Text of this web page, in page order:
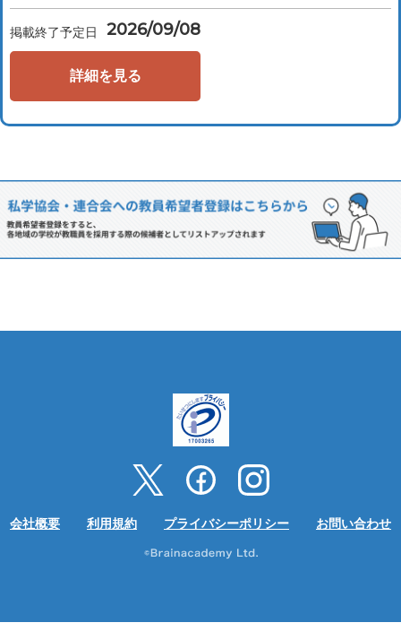
掲載終了予定日 2026/09/08
詳細を見る
会社概要 利用規約 プライバシーポリシー お問い合わせ